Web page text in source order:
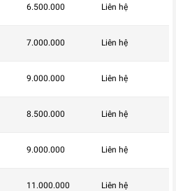
6.500.000 Liên hệ
7.000.000 Liên hệ
9.000.000 Liên hệ
8.500.000 Liên hệ
9.000.000 Liên hệ
11.000.000 Liên hệ